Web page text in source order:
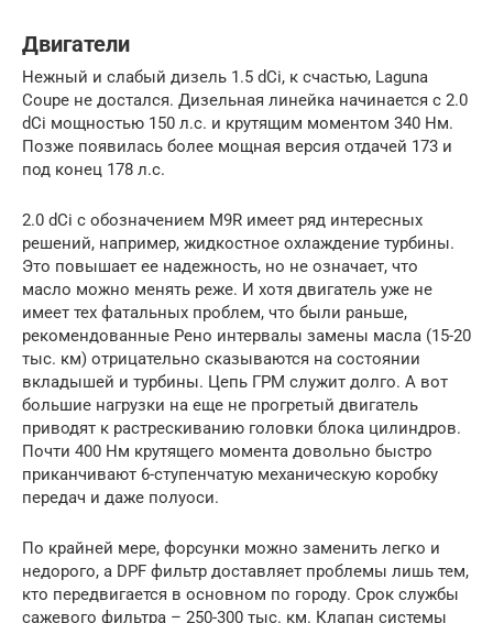
Двигатели
Нежный и слабый дизель 1.5 dCi, к счастью, Laguna
Coupe не достался. Дизельная линейка начинается с 2.0
dCi мощностью 150 л.с. и крутящим моментом 340 Нм.
Позже появилась более мощная версия отдачей 173 и
под конец 178 л.с.
2.0 dCi с обозначением M9R имеет ряд интересных
решений, например, жидкостное охлаждение турбины.
Это повышает ее надежность, но не означает, что
масло можно менять реже. И хотя двигатель уже не
имеет тех фатальных проблем, что были раньше,
рекомендованные Рено интервалы замены масла (15-20
тыс. км) отрицательно сказываются на состоянии
вкладышей и турбины. Цепь ГРМ служит долго. А вот
большие нагрузки на еще не прогретый двигатель
приводят к растрескиванию головки блока цилиндров.
Почти 400 Нм крутящего момента довольно быстро
приканчивают 6-ступенчатую механическую коробку
передач и даже полуоси.
По крайней мере, форсунки можно заменить легко и
недорого, а DPF фильтр доставляет проблемы лишь тем,
кто передвигается в основном по городу. Срок службы
сажевого фильтра – 250-300 тыс. км. Клапан системы